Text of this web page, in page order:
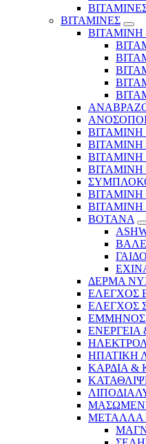
ΒΙΤΑΜΙΝΕΣ
ΒΙΤΑΜΙΝΗ
ΒΙΤΑΜΙΝΗ
ΒΙΤΑΜΙΝΗ
ΒΙΤΑΜΙΝΗ
ΒΙΤΑΜΙΝΗ
ΒΙΤΑΜΙΝΗ
ΒΙΤΑΜΙΝΗ
ΒΟΤΑΝΑ
ΔΕΡΜΑ
ΕΛΕΓΧΟΣ
ΕΛΕΓΧΟΣ
ΕΜΜΗΝΟΣ
ΗΠΑΤΙΚΗ
ΚΑΡΔΙΑ
ΜΕΤΑΛΛΑ